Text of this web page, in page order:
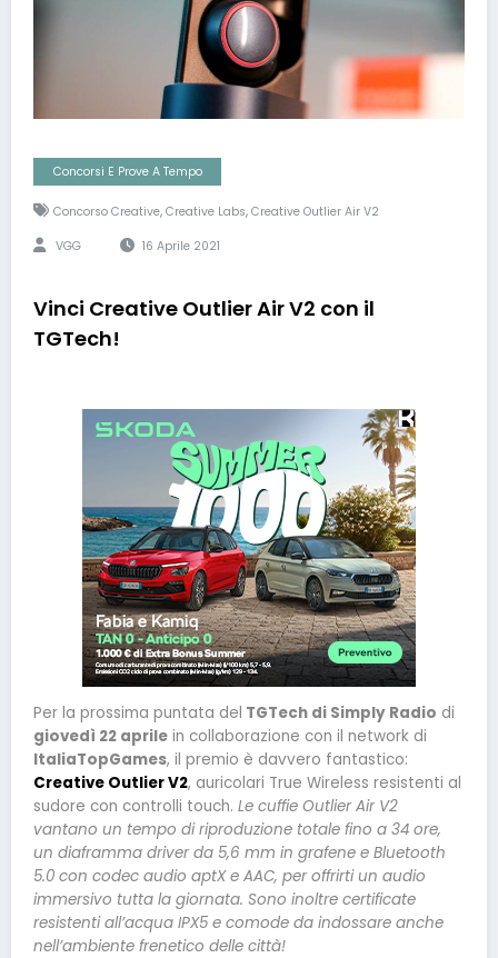
Concorsi E Prove A Tempo
Concorso Creative, Creative Labs, Creative Outlier Air V2
VGG 16 Aprile 2021
Vinci Creative Outlier Air V2 con il
TGTech!
Per la prossima puntata del TGTech di Simply Radio di
giovedì 22 aprile in collaborazione con il network di
ItaliaTopGames, il premio è davvero fantastico:
Creative Outlier V2, auricolari True Wireless resistenti al
sudore con controlli touch. Le cuffie Outlier Air V2
vantano un tempo di riproduzione totale fino a 34 ore,
un diaframma driver da 5,6 mm in grafene e Bluetooth
5.0 con codec audio aptX e AAC, per offrirti un audio
immersivo tutta la giornata. Sono inoltre certificate
resistenti all’acqua IPX5 e comode da indossare anche
nell’ambiente frenetico delle città!